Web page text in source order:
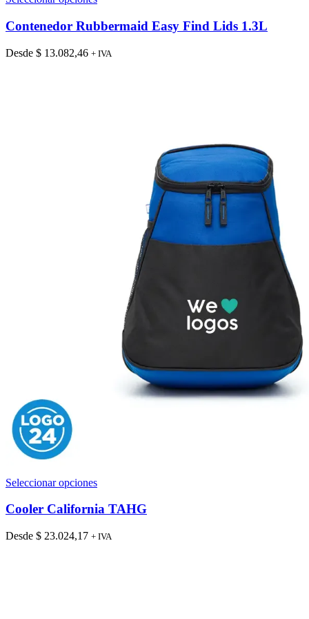
tiene
múltiples
variantes.
Las
Contenedor Rubbermaid Easy Find Lids 1.3L
Desde $ 13.082,46 + IVA
Seleccionar opcionesEste
tiene
variantes.
Cooler California TAHG
Desde $ 23.024,17 + IVA